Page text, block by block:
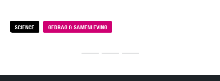
SCIENCE GEDRAG & SAMENLEVING